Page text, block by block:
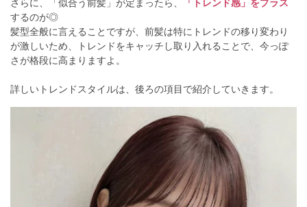
さらに、「似合う前髪」が定まったら、
「トレンド感」をプラス
するのが◎
髪型全般に言えることですが、前髪は特にトレンドの移り変わり
が激しいため、トレンドをキャッチし取り入れることで、今っぽ
さが格段に高まりますよ。
詳しいトレンドスタイルは、後ろの項目で紹介していきます。